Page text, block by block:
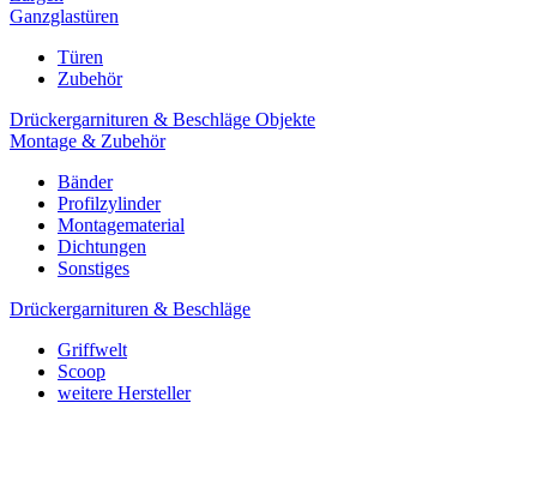
Ganzglastüren
Türen
Zubehör
Drückergarnituren & Beschläge Objekte
Montage & Zubehör
Bänder
Profilzylinder
Montagematerial
Dichtungen
Sonstiges
Drückergarnituren & Beschläge
Griffwelt
Scoop
weitere Hersteller